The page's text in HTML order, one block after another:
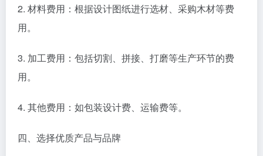
2. 材料费用：根据设计图纸进行选材、采购木材等费
用。
3. 加工费用：包括切割、拼接、打磨等生产环节的费
用。
4. 其他费用：如包装设计费、运输费等。
四、选择优质产品与品牌